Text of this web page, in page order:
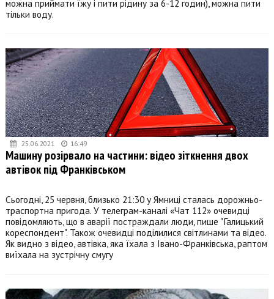
можна приймати їжу і пити рідину за 6-12 годин), можна пити
тільки воду.
25.06.2021 16:49
Машину розірвало на частини: відео зіткнення двох
автівок під Франківськом
Сьогодні, 25 червня, близько 21:30 у Ямниці сталась дорожньо-
траспортна пригода. У телеграм-каналі «Чат 112» очевидці
повідомляють, що в аварії постраждали люди, пише "Галицький
кореспондент". Також очевидці поділилися світлинами та відео.
Як видно з відео, автівка, яка їхала з Івано-Франківська, раптом
виїхала на зустрічну смугу